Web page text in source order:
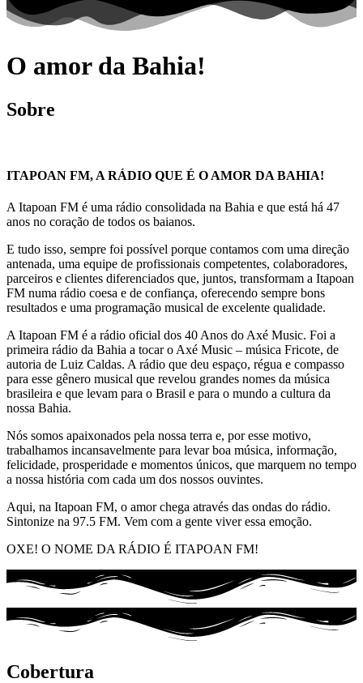
O amor da Bahia!
Sobre
ITAPOAN FM, A RÁDIO QUE É O AMOR DA BAHIA!
A Itapoan FM é uma rádio consolidada na Bahia e que está há 47
anos no coração de todos os baianos.
E tudo isso, sempre foi possível porque contamos com uma direção
antenada, uma equipe de profissionais competentes, colaboradores,
parceiros e clientes diferenciados que, juntos, transformam a Itapoan
FM numa rádio coesa e de confiança, oferecendo sempre bons
resultados e uma programação musical de excelente qualidade.
A Itapoan FM é a rádio oficial dos 40 Anos do Axé Music. Foi a
primeira rádio da Bahia a tocar o Axé Music – música Fricote, de
autoria de Luiz Caldas. A rádio que deu espaço, régua e compasso
para esse gênero musical que revelou grandes nomes da música
brasileira e que levam para o Brasil e para o mundo a cultura da
nossa Bahia.
Nós somos apaixonados pela nossa terra e, por esse motivo,
trabalhamos incansavelmente para levar boa música, informação,
felicidade, prosperidade e momentos únicos, que marquem no tempo
a nossa história com cada um dos nossos ouvintes.
Aqui, na Itapoan FM, o amor chega através das ondas do rádio.
Sintonize na 97.5 FM. Vem com a gente viver essa emoção.
OXE! O NOME DA RÁDIO É ITAPOAN FM!
Cobertura